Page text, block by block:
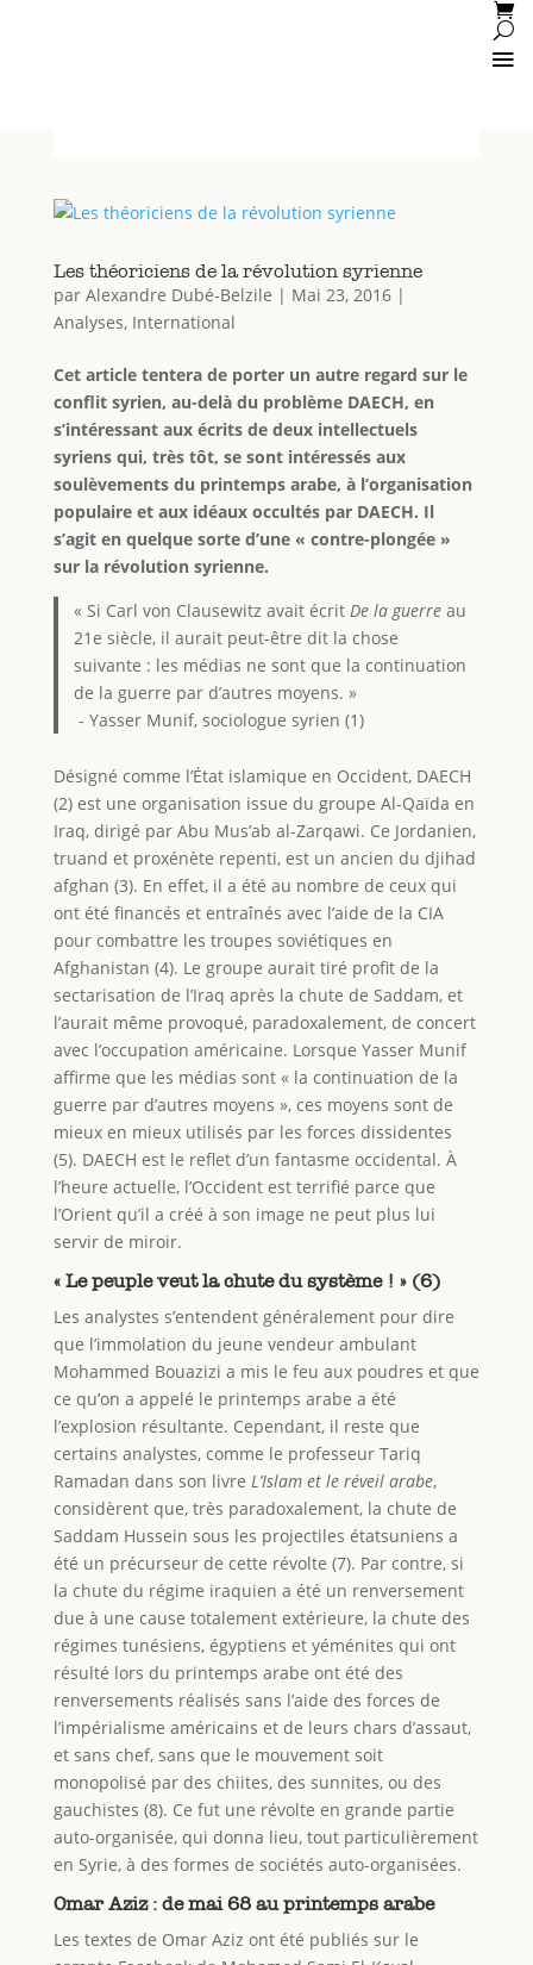
Les théoriciens de la révolution syrienne
par Alexandre Dubé-Belzile | Mai 23, 2016|
Analyses, International
Cet article tentera de porter un autre regard sur le
conflit syrien, au-delà du problème DAECH, en
s’intéressant aux écrits de deux intellectuels
syriens qui, très tôt, se sont intéressés aux
soulèvements du printemps arabe, à l’organisation
populaire et aux idéaux occultés par DAECH. Il
s’agit en quelque sorte d’une « contre-plongée »
sur la révolution syrienne.
« Si Carl von Clausewitz avait écrit De la guerre au
21e siècle, il aurait peut-être dit la chose
suivante : les médias ne sont que la continuation
de la guerre par d’autres moyens. »
- Yasser Munif, sociologue syrien (1)
Désigné comme l’État islamique en Occident, DAECH
(2) est une organisation issue du groupe Al-Qaïda en
Iraq, dirigé par Abu Mus’ab al-Zarqawi. Ce Jordanien,
truand et proxénète repenti, est un ancien du djihad
afghan (3). En effet, il a été au nombre de ceux qui
ont été financés et entraînés avec l’aide de la CIA
pour combattre les troupes soviétiques en
Afghanistan (4). Le groupe aurait tiré profit de la
sectarisation de l’Iraq après la chute de Saddam, et
l’aurait même provoqué, paradoxalement, de concert
avec l’occupation américaine. Lorsque Yasser Munif
affirme que les médias sont « la continuation de la
guerre par d’autres moyens », ces moyens sont de
mieux en mieux utilisés par les forces dissidentes
(5). DAECH est le reflet d’un fantasme occidental. À
l’heure actuelle, l’Occident est terrifié parce que
l’Orient qu’il a créé à son image ne peut plus lui
servir de miroir.
« Le peuple veut la chute du système ! » (6)
Les analystes s’entendent généralement pour dire
que l’immolation du jeune vendeur ambulant
Mohammed Bouazizi a mis le feu aux poudres et que
ce qu’on a appelé le printemps arabe a été
l’explosion résultante. Cependant, il reste que
certains analystes, comme le professeur Tariq
Ramadan dans son livre L’Islam et le réveil arabe,
considèrent que, très paradoxalement, la chute de
Saddam Hussein sous les projectiles étatsuniens a
été un précurseur de cette révolte (7). Par contre, si
la chute du régime iraquien a été un renversement
due à une cause totalement extérieure, la chute des
régimes tunésiens, égyptiens et yéménites qui ont
résulté lors du printemps arabe ont été des
renversements réalisés sans l’aide des forces de
l’impérialisme américains et de leurs chars d’assaut,
et sans chef, sans que le mouvement soit
monopolisé par des chiites, des sunnites, ou des
gauchistes (8). Ce fut une révolte en grande partie
auto-organisée, qui donna lieu, tout particulièrement
en Syrie, à des formes de sociétés auto-organisées.
Omar Aziz : de mai 68 au printemps arabe
Les textes de Omar Aziz ont été publiés sur le